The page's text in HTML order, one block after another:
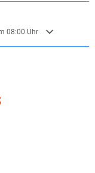
auszublenden
08:00 Uhr